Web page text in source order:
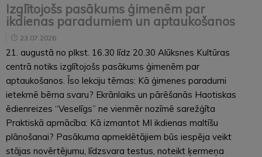
Izglītojošs pasākums ģimenēm par
ikdienas paradumiem un aptaukošanos
23.07.2026
21. augustā no plkst. 16.30 līdz 20.30 Alūksnes Kultūras
centrā notiks izglītojošs pasākums ģimenēm par
aptaukošanos. Īso lekciju tēmas: Kā ģimenes paradumi
ietekmē bērna svaru? Ekrānlaiks un pārēšanās Haotiskas
ēdienreizes “Veselīgs” ne vienmēr nozīmē sarežģīta
Praktiskā apmācība: Kā izmantot MI ikdienas maltīšu
plānošanai? Pasākuma apmeklētājiem būs iespēja veikt
stājas novērtējumu, līdzsvara testus, noteikt ķermeņa